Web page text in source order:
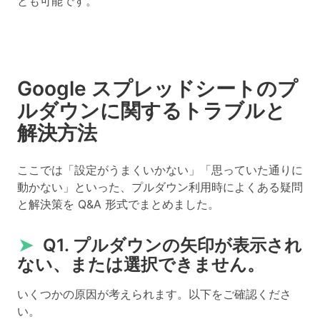
Google スプレッドシートのプ
ルダウンに関するトラブルと
解決方法
ここでは「設定がうまくいかない」「思っていた通りに
動かない」といった、プルダウン利用時によくある疑問
と解決策を Q&A 形式でまとめました。
➤ Q1. プルダウンの矢印が表示され
ない、または選択できません。
いくつかの原因が考えられます。以下をご確認くださ
い。